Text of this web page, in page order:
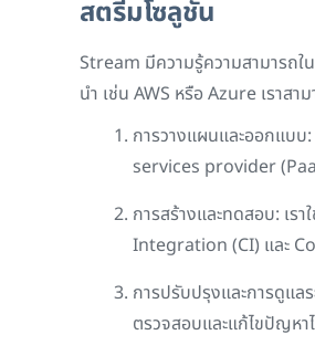
สตรีมโซลูชั่น
Stream มีความรู้ความสามารถ
นำ เช่น AWS หรือ Azure เราสา
การวางแผนและออกแบบ
services provider
การสร้างและทดสอบ: เร
Integration (CI) และ
การปรับปรุงและการดูแล
ตรวจสอบและแก้ไขปัญหา